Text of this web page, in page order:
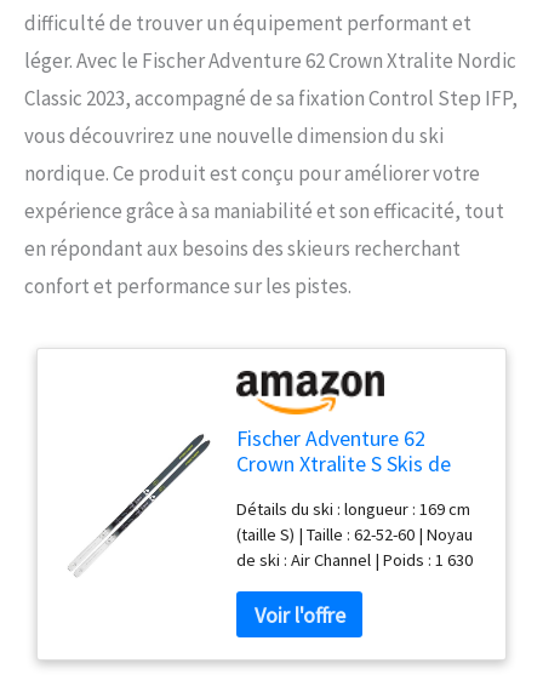
difficulté de trouver un équipement performant et
léger. Avec le Fischer Adventure 62 Crown Xtralite Nordic
Classic 2023, accompagné de sa fixation Control Step IFP,
vous découvrirez une nouvelle dimension du ski
nordique. Ce produit est conçu pour améliorer votre
expérience grâce à sa maniabilité et son efficacité, tout
en répondant aux besoins des skieurs recherchant
confort et performance sur les pistes.
Fischer Adventure 62
Crown Xtralite S Skis de
2023 avec fixation Control
Step IFP 169 cm
Détails du ski : longueur : 169 cm
(taille S) | Taille : 62-52-60 | Noyau
de ski : Air Channel | Poids : 1 630
montée : Sintec / Offtrack Crown
Technologie de ski : Speed
Grinding | Air Channel | Couronne